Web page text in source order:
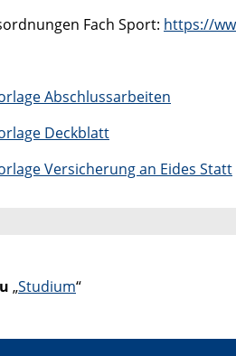
Fach Sport: https://
Abschlussarbeiten
Deckblatt
Versicherung an Eides Statt
„Studium“